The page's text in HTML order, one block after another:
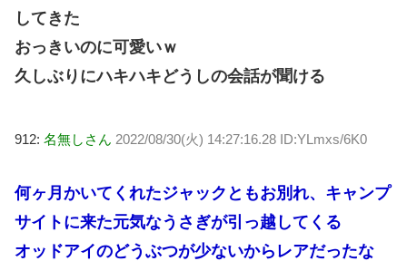
してきた
おっきいのに可愛いｗ
久しぶりにハキハキどうしの会話が聞ける
912: 名無しさん 2022/08/30(火) 14:27:16.28 ID:YLmxs/6K0
何ヶ月かいてくれたジャックともお別れ、キャンプ
サイトに来た元気なうさぎが引っ越してくる
オッドアイのどうぶつが少ないからレアだったな